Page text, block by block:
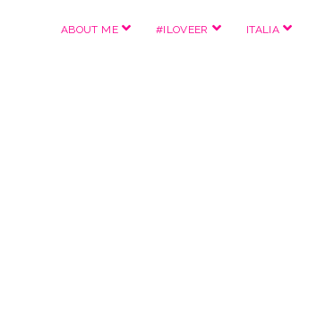
ABOUT ME apri
#ILOVEER apri
ITALIA apri